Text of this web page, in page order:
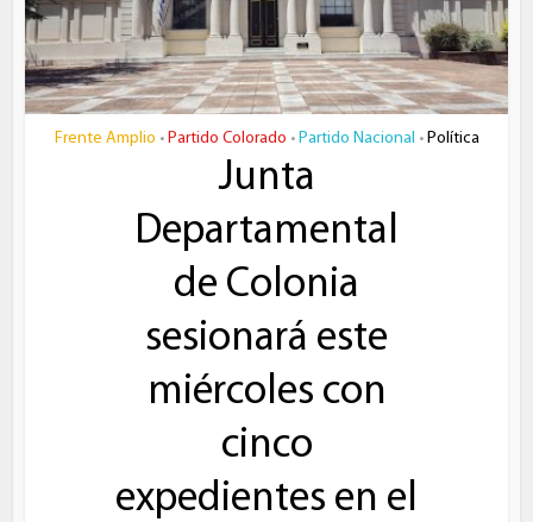
Frente Amplio • Partido Colorado • Partido Nacional • Política
Junta
Departamental
de Colonia
sesionará este
miércoles con
cinco
expedientes en el